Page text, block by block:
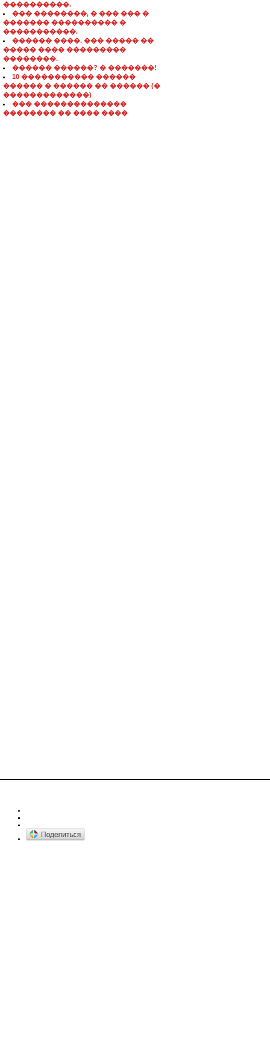
����������.
��� ��������, � ��� ��� �
������� ���������� �
�����������.
������ ����. ��� ����� ��
����� ���� ���������
��������.
������ ������? � �������!
10 ����������� ������
������ � ������ �� ������ (�
�������������)
��� ��������������
�������� �� ���� ����